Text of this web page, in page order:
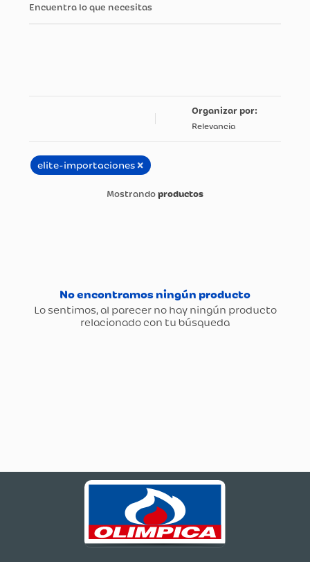
Encuentra lo que necesitas
Relevancia
elite-importaciones ×
productos